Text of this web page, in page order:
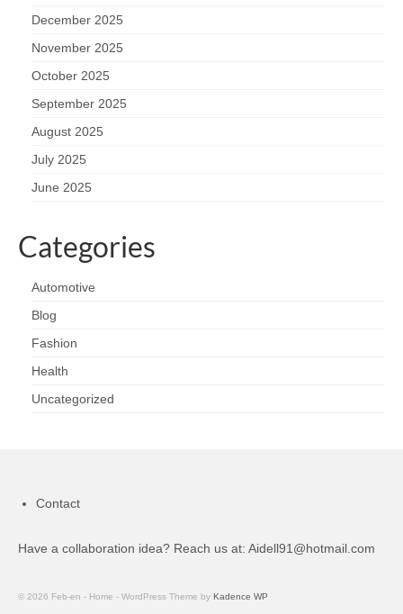
December 2025
November 2025
October 2025
September 2025
August 2025
July 2025
June 2025
Categories
Automotive
Blog
Fashion
Health
Uncategorized
Contact
Have a collaboration idea? Reach us at: Aidell91@hotmail.com
© 2026 Feb-en - Home - WordPress Theme by Kadence WP